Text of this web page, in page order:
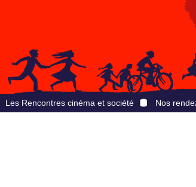
Les Rencontres cinéma et société Nos